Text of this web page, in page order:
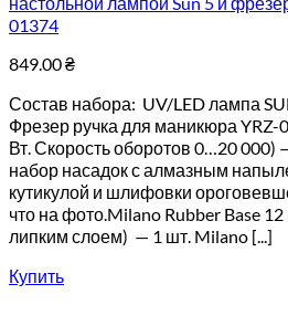
01374
849.00₴
Состав набора: UV/LED лампа
Фрезер ручка для маникюра
Вт. Скорость оборотов 0…20
набор насадок с алмазным
кутикулой и шлифовки
что на фото.Milano Rubber Base
липким слоем) — 1 шт. Milano [...]
Купить